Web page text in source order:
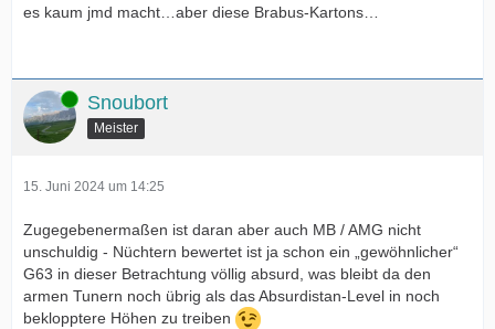
es kaum jmd macht…aber diese Brabus-Kartons…
Online Snoubort
Meister
15. Juni 2024 um 14:25
Zugegebenermaßen ist daran aber auch MB / AMG nicht
unschuldig - Nüchtern bewertet ist ja schon ein „gewöhnlicher“
G63 in dieser Betrachtung völlig absurd, was bleibt da den
armen Tunern noch übrig als das Absurdistan-Level in noch
beklopptere Höhen zu treiben